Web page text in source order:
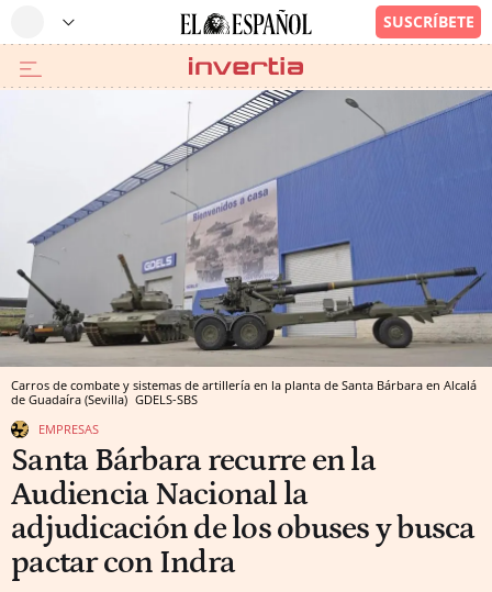
Carros de combate y sistemas de artillería en la planta de Santa Bárbara en Alcalá
de Guadaíra (Sevilla) GDELS-SBS
EMPRESAS
Santa Bárbara recurre en la
Audiencia Nacional la
adjudicación de los obuses y busca
pactar con Indra